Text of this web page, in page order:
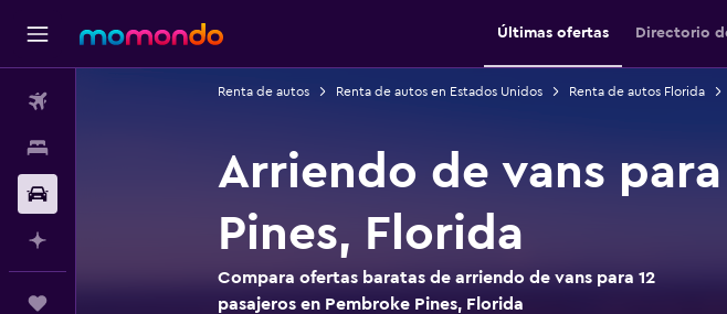
Últimas ofertas Directorio
Renta de autos Renta de autos en Estados Unidos Renta de autos Florida
Arriendo de vans
Pines, Florida
Compara ofertas baratas de arriendo de vans para 12
pasajeros en Pembroke Pines, Florida